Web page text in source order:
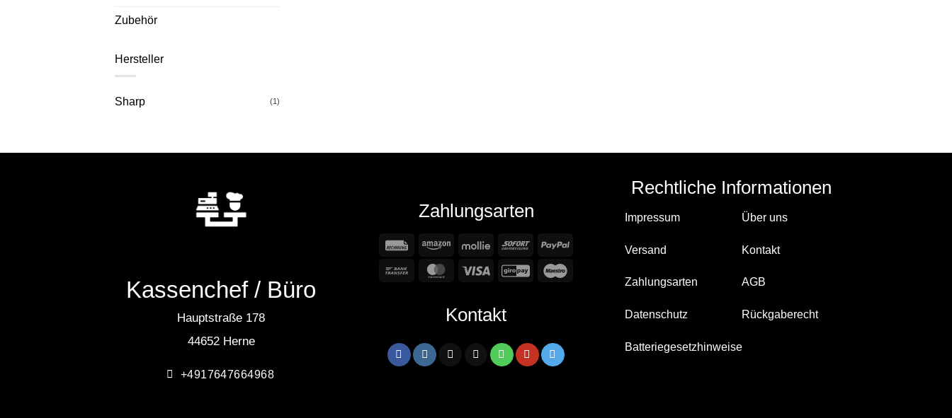
Zubehör
Hersteller
Sharp (1)
Kassenchef / Büro
Hauptstraße 178
44652 Herne
+4917647664968
Zahlungsarten
RechungAmazonMollie Sofort PayPal
Bank
MasterCard
Visa GiroPay
Kontakt
Rechtliche Informationen
Impressum
Versand
Zahlungsarten
Datenschutz
Batteriegesetzhinweise
Über uns
Kontakt
AGB
Rückgaberecht